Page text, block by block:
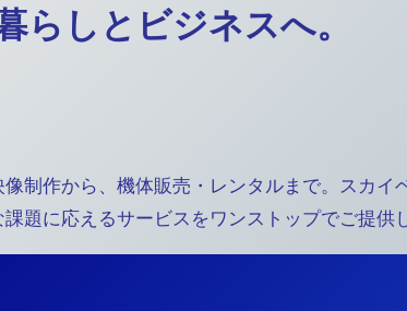
らしとビジネスへ。
制作から、機体販売・レンタルまで。スカ
題に応えるサービスをワンストップでご提